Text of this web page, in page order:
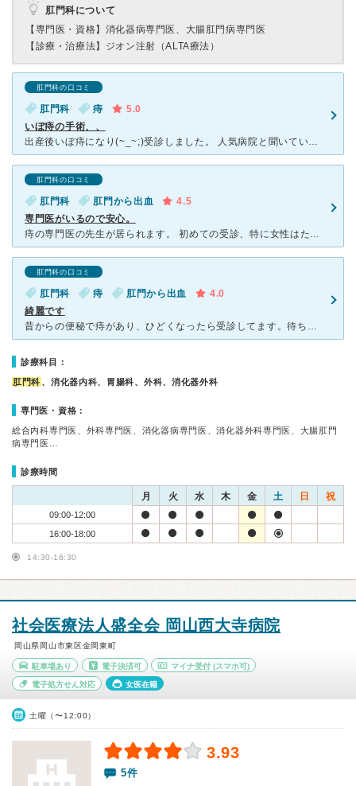
肛門科について
【専門医・資格】 消化器病専門医、大腸肛門病専門医
【診療・治療法】 ジオン注射（ALTA療法）
肛門科の口コミ
肛門科 痔
5.0
いぼ痔の手術、、
出産後いぼ痔になり(~_~;)受診しました。 人気病院と聞いていましたが待ち時間が長かったです。。看護婦さん、先生共々優しかったです！ 私の場合、痛みがあったので、切った方が早いよ！とお勧めされ、
肛門科の口コミ
肛門科 肛門から出血
4.5
専門医がいるので安心。
痔の専門医の先生が居られます。 初めての受診、特に女性はためらうかと思いますが、意外と女性の患者さんが多くて驚きました。日によっては男女比は半々。 診察も恥ずかしさが軽減するよう、バスタオルをかけ
肛門科の口コミ
肛門科 痔 肛門から出血
4.0
綺麗です
昔からの便秘で痔があり、ひどくなったら受診してます。待ち時間はありますが、受付時に番号札をもらい携帯で現在の順番を確認できます。近くにコンビニやお店もあるので出ることも可能です。 先生も、男性ですが
診療科目：
肛門科 、消化器内科、胃腸科、外科、消化器外科
専門医・資格：
総合内科専門医、外科専門医、消化器病専門医、消化器外科専門医、大腸肛門
病専門医…
診療時間
月 火 水 木 金 土 日 祝
09:00-12:00
16:00-18:00
14:30-16:30
社会医療法人盛全会 岡山西大寺病院
岡山県岡山市東区金岡東町
駐車場あり 電子決済可 マイナ受付 (スマホ可)
電子処方せん対応 女医在籍
土曜（〜12:00）
3.93
5件